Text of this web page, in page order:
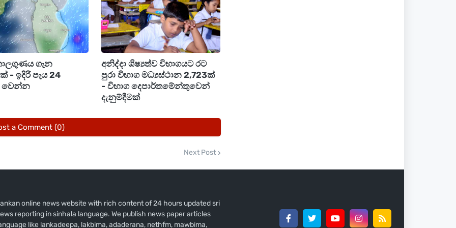
පවතින ගොඩබිම් සීමා හරහා මෙරටට ඇතුළු වන
කර තිබෙනවා.
19 සහ සීකා වැනි වසංගත තත්ත්වයක් ඇති කළ හැකි
ඇතුළත් කර තිබෙනවා.
ද, පසුව මිනිසාගෙන් මිනිසාට ද (විශේෂයෙන්
සහ උගුරේ අමාරුව මූලික ලක්ෂණයි.
ඖෂධයක් සොයාගෙන නොමැති අතර,
මිය යාමේ අවදානමක් පවතිනවා.
ගැන
- ඉදිරි පැය 24
වෙන්න
අනිද්දා ශිෂ්‍යත්ව විභාගයට රට
පුරා විභාග මධ්‍යස්ථාන 2,723ක්
- විභාග දෙපාර්තමේන්තුවෙන්
දැනුම්දීමක්
a Comment (0)
Next Post
online news website with rich content of 24 hours updated sri
reporting in sinhala language. We publish news paper articles
like lankadeepa, lakbima, adaderana, nethfm, mawbima,